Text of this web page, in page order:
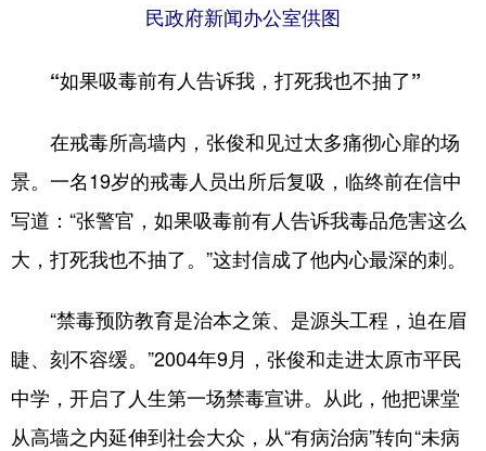
民政府新闻办公室供图
“如果吸毒前有人告诉我，打死我也不抽了”
在戒毒所高墙内，张俊和见过太多痛彻心扉的场
景。一名19岁的戒毒人员出所后复吸，临终前在信中
写道：“张警官，如果吸毒前有人告诉我毒品危害这么
大，打死我也不抽了。”这封信成了他内心最深的刺。
“禁毒预防教育是治本之策、是源头工程，迫在眉
睫、刻不容缓。”2004年9月，张俊和走进太原市平民
中学，开启了人生第一场禁毒宣讲。从此，他把课堂
从高墙之内延伸到社会大众，从“有病治病”转向“未病